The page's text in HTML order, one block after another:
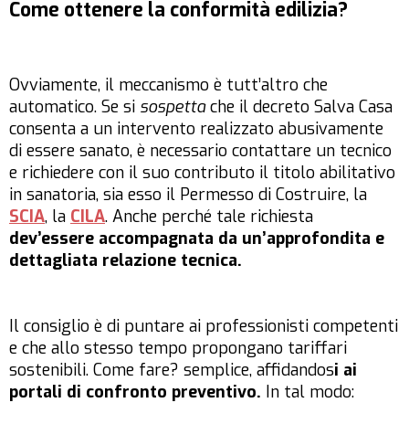
Come ottenere la conformità edilizia?
Ovviamente, il meccanismo è tutt’altro che
automatico. Se si sospettache il decreto Salva Casa
consenta a un intervento realizzato abusivamente
di essere sanato, è necessario contattare un tecnico
e richiedere con il suo contributo il titolo abilitativo
in sanatoria, sia esso il Permesso di Costruire, la
SCIA, la CILA. Anche perché tale richiesta
dev’essere accompagnata da un’approfondita e
dettagliata relazione tecnica.
Il consiglio è di puntare ai professionisti competenti
e che allo stesso tempo propongano tariffari
sostenibili. Come fare? semplice, affidandosi ai
portali di confronto preventivo. In tal modo: